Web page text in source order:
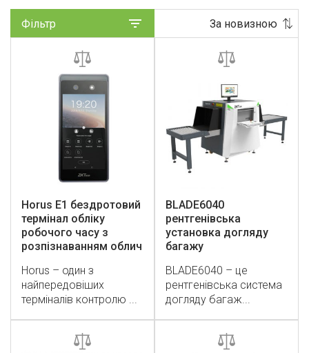
Фільтр За новизною
Horus E1 бездротовий
термінал обліку
робочого часу з
розпізнаванням облич
Horus – один з
найпередовіших
терміналів контролю ...
BLADE6040
рентгенівська
установка догляду
багажу
BLADE6040 – це
рентгенівська система
догляду багаж...